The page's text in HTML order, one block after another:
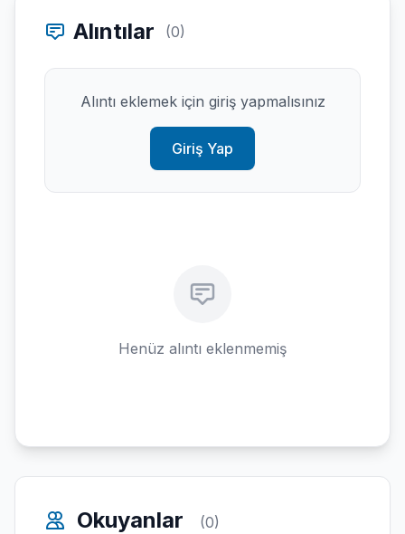
Alıntılar (0)
Alıntı eklemek için giriş yapmalısınız
Giriş Yap
Henüz alıntı eklenmemiş
Okuyanlar (0)